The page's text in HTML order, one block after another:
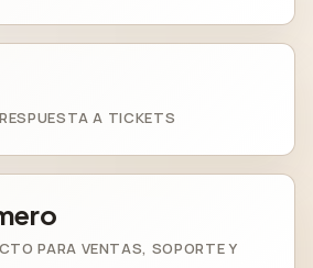
A TICKETS
PARA VENTAS, SOPORTE Y